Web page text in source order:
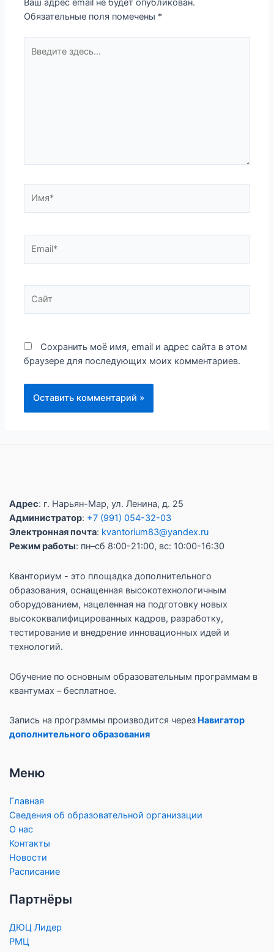
Ваш адрес email не будет опубликован.
Обязательные поля помечены *
здесь...
Сохранить моё имя, email и адрес сайта в этом
браузере для последующих моих комментариев.
Адрес: г. Нарьян-Мар, ул. Ленина, д. 25
Администратор: +7 (991) 054-32-03
Электронная почта: kvantorium83@yandex.ru
Режим работы: пн–сб 8:00-21:00, вс: 10:00-16:30
Кванториум - это площадка дополнительного
образования, оснащенная высокотехнологичным
оборудованием, нацеленная на подготовку новых
высококвалифицированных кадров, разработку,
тестирование и внедрение инновационных идей и
технологий.
Обучение по основным образовательным программам в
квантумах – бесплатное.
Запись на программы производится через Навигатор
дополнительного образования
Меню
Главная
Сведения об образовательной организации
О нас
Контакты
Новости
Расписание
Партнёры
ДЮЦ Лидер
РМЦ